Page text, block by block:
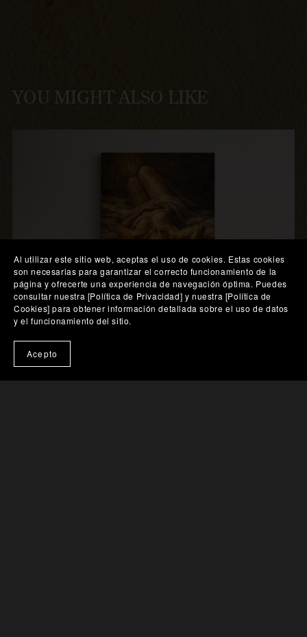
YOU MIGHT ALSO LIKE
Al utilizar este sitio web, aceptas el uso de cookies. Estas cookies
son necesarias para garantizar el correcto funcionamiento de la
página y ofrecerte una experiencia de navegación óptima. Puedes
consultar nuestra [Política de Privacidad] y nuestra [Política de
Cookies] para obtener información detallada sobre el uso de datos
y el funcionamiento del sitio.
Acepto